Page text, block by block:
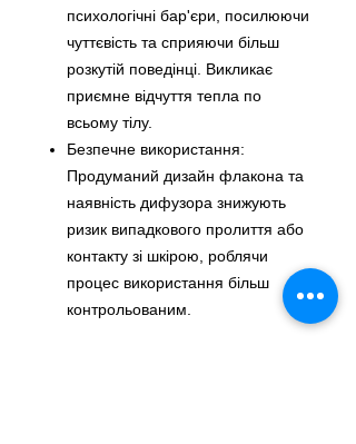
психологічні бар'єри, посилюючи
чуттєвість та сприяючи більш
розкутій поведінці. Викликає
приємне відчуття тепла по
всьому тілу.
Безпечне використання:
Продуманий дизайн флакона та
наявність дифузора знижують
ризик випадкового пролиття або
контакту зі шкірою, роблячи
процес використання більш
контрольованим.